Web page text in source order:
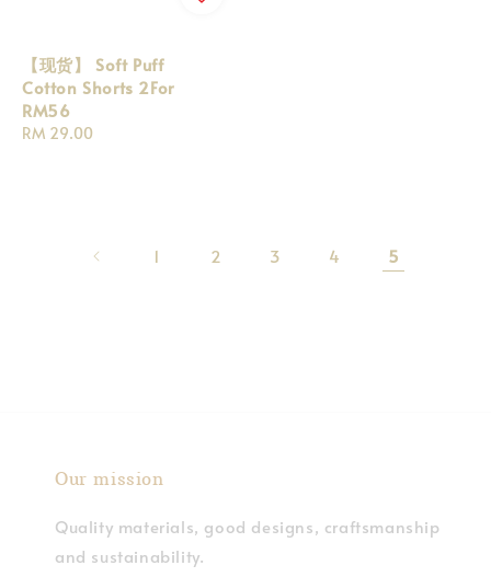
【现货】 Soft Puff
Cotton Shorts 2For
RM56
Regular
RM 29.00
1 2 3 4 5
Our mission
Quality materials, good designs, craftsmanship
and sustainability.